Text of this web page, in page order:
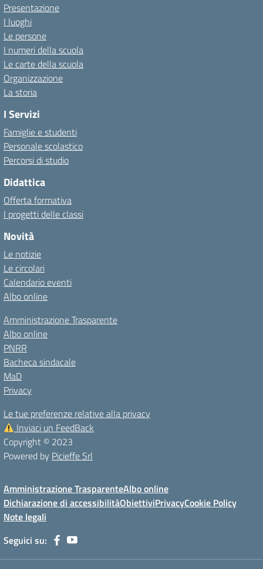
Presentazione
I luoghi
Le persone
I numeri della scuola
Le carte della scuola
Organizzazione
La storia
I Servizi
Famiglie e studenti
Personale scolastico
Percorsi di studio
Didattica
Offerta formativa
I progetti delle classi
Novità
Le notizie
Le circolari
Calendario eventi
Albo online
Amministrazione Trasparente
Albo online
PNRR
Bacheca sindacale
MaD
Privacy
Le tue preferenze relative alla privacy
Inviaci un FeedBack
Copyright © 2023
Powered by Picieffe Srl
Amministrazione TrasparenteAlbo online
Dichiarazione di accessibilitàObiettiviPrivacyCookie Policy
Note legali
Seguici su: